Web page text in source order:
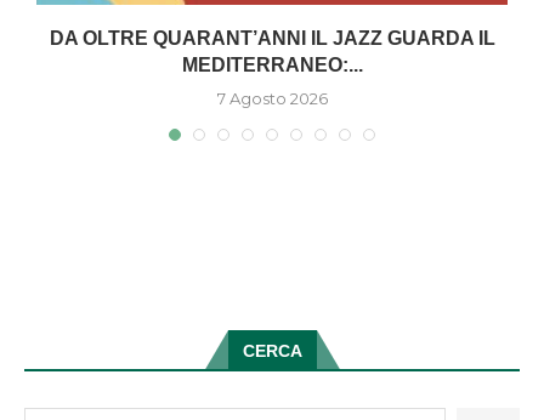
DA OLTRE QUARANT’ANNI IL JAZZ GUARDA IL
MEDITERRANEO:...
7 Agosto 2026
CERCA